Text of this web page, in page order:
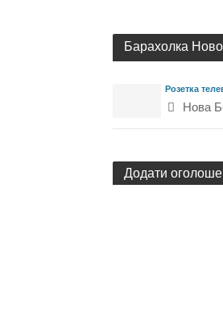
Барахолка
Розетка
Нова
Додати